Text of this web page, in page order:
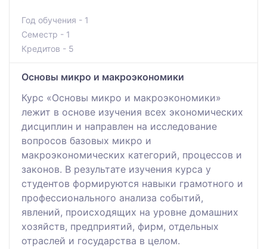
Год обучения - 1
Семестр - 1
Кредитов - 5
Основы микро и макроэкономики
Курс «Основы микро и макроэкономики»
лежит в основе изучения всех экономических
дисциплин и направлен на исследование
вопросов базовых микро и
макроэкономических категорий, процессов и
законов. В результате изучения курса у
студентов формируются навыки грамотного и
профессионального анализа событий,
явлений, происходящих на уровне домашних
хозяйств, предприятий, фирм, отдельных
отраслей и государства в целом.